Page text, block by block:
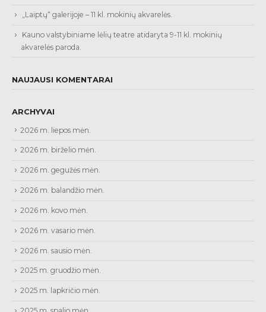
„Laiptų“ galerijoje – 11 kl. mokinių akvarelės.
Kauno valstybiniame lėlių teatre atidaryta 9-11 kl. mokinių
akvarelės paroda.
NAUJAUSI KOMENTARAI
ARCHYVAI
2026 m. liepos mėn.
2026 m. birželio mėn.
2026 m. gegužės mėn.
2026 m. balandžio mėn.
2026 m. kovo mėn.
2026 m. vasario mėn.
2026 m. sausio mėn.
2025 m. gruodžio mėn.
2025 m. lapkričio mėn.